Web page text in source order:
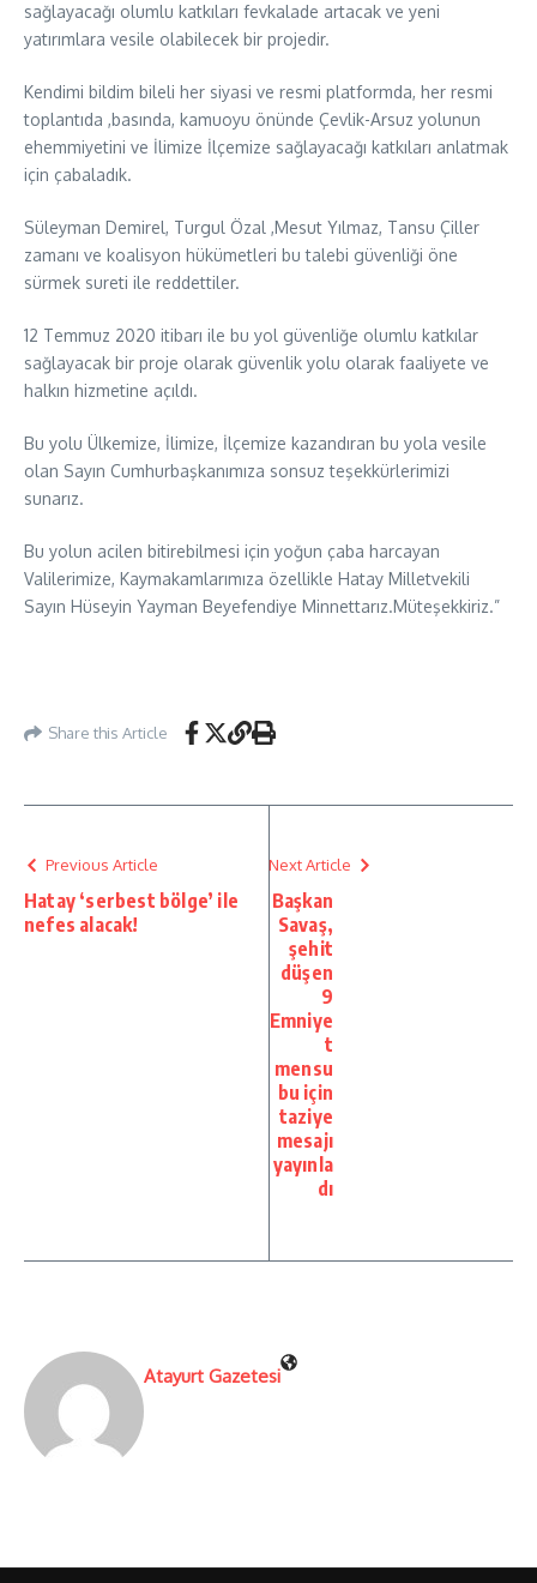
sağlayacağı olumlu katkıları fevkalade artacak ve yeni
yatırımlara vesile olabilecek bir projedir.
Kendimi bildim bileli her siyasi ve resmi platformda, her resmi
toplantıda ,basında, kamuoyu önünde Çevlik-Arsuz yolunun
ehemmiyetini ve İlimize İlçemize sağlayacağı katkıları anlatmak
için çabaladık.
Süleyman Demirel, Turgul Özal ,Mesut Yılmaz, Tansu Çiller
zamanı ve koalisyon hükümetleri bu talebi güvenliği öne
sürmek sureti ile reddettiler.
12 Temmuz 2020 itibarı ile bu yol güvenliğe olumlu katkılar
sağlayacak bir proje olarak güvenlik yolu olarak faaliyete ve
halkın hizmetine açıldı.
Bu yolu Ülkemize, İlimize, İlçemize kazandıran bu yola vesile
olan Sayın Cumhurbaşkanımıza sonsuz teşekkürlerimizi
sunarız.
Bu yolun acilen bitirebilmesi için yoğun çaba harcayan
Valilerimize, Kaymakamlarımıza özellikle Hatay Milletvekili
Sayın Hüseyin Yayman Beyefendiye Minnettarız.Müteşekkiriz.”
Share this Article
Previous Article
Hatay ‘serbest bölge’ ile
nefes alacak!
Next Article
Başkan
Savaş,
şehit
düşen
9
Emniye
t
mensu
bu için
taziye
mesajı
yayınla
dı
Atayurt Gazetesi